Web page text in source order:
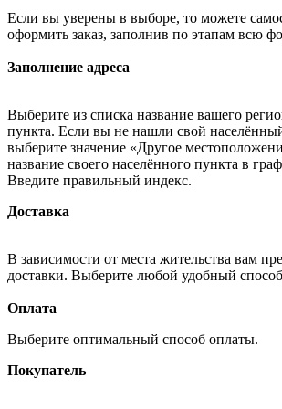
Если вы уверены в выборе, то можете
оформить заказ, заполнив по этапам всю
Заполнение адреса
Выберите из списка название вашего
пункта. Если вы не нашли свой
выберите значение «Другое
название своего населённого пункта в
Введите правильный индекс.
Доставка
В зависимости от места жительства вам
доставки. Выберите любой удобный
Оплата
Выберите оптимальный способ оплаты.
Покупатель